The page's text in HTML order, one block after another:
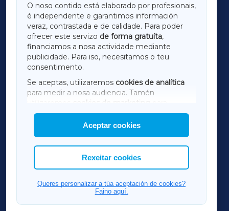
O noso contido está elaborado por profesionais,
é independente e garantimos información
veraz, contrastada e de calidade. Para poder
ofrecer este servizo de forma gratuíta,
financiamos a nosa actividade mediante
publicidade. Para iso, necesitamos o teu
consentimento.
Se aceptas, utilizaremos cookies de analítica
para medir a nosa audiencia. Tamén
utilizaremos
cookies de marketing
mostrar publicidade de terceiros.
Así mesmo, podes personalizar a elección das
cookies que desexas permitir.
Aceptar cookies
Rexeitar cookies
Queres personalizar a túa aceptación de cookies?
Faino aquí.
LUGOXA
TERRACHAXA
AMARIÑAXA
RIBEIRASACRAXA
ACORUÑAXA
FERROLXA
OURENSEXA